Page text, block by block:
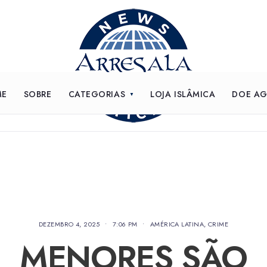
SOBRE CATEGORIAS LOJA ISLÂMICA DOE
DEZEMBRO 4, 2025 • 7:06 PM • AMÉRICA LATINA, CRIME